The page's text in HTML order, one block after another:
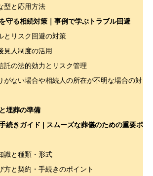
型と応用方法
守る相続対策｜事例で学ぶトラブル回避
リスク回避の対策
人制度の活用
の法的効力とリスク管理
ない場合や相続人の所在が不明な場合の対
埋葬の準備
続きガイド | スムーズな葬儀のための重要ポ
識と種類・形式
と契約・手続きのポイント